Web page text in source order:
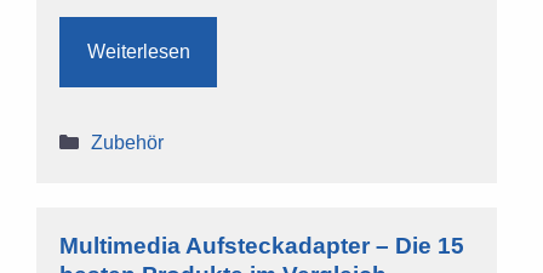
Weiterlesen
Kategorien
Zubehör
Multimedia Aufsteckadapter – Die 15